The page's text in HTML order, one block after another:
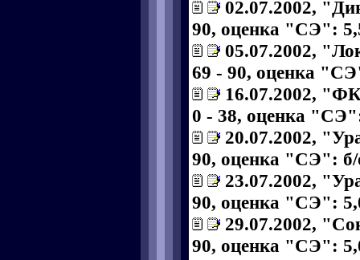
02.07.2002,
90, оценка "СЭ":
05.07.2002,
69 - 90, оценка
16.07.2002,
0 - 38, оценка
20.07.2002,
90, оценка "СЭ": б/
23.07.2002,
90, оценка "СЭ":
29.07.2002,
90, оценка "СЭ":